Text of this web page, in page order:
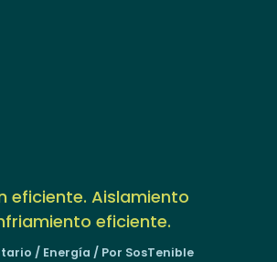
eficiente. Aislamiento
eficiente.
/ Energía / Por SosTenible